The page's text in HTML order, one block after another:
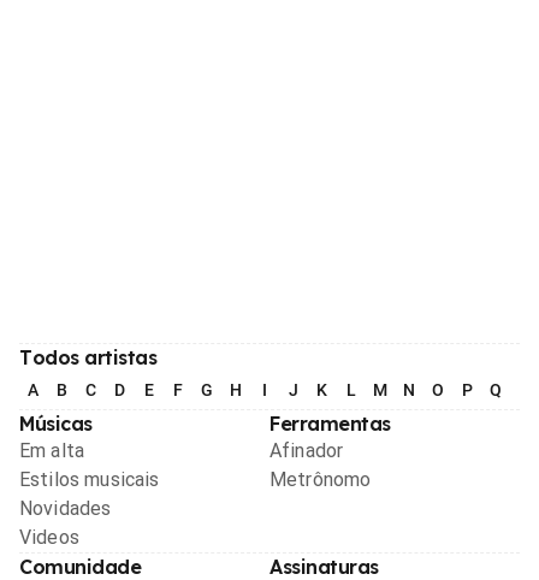
Todos artistas
A B C D E F G H I J K L M N O P Q
Músicas
Em alta
Estilos musicais
Novidades
Videos
Ferramentas
Afinador
Metrônomo
Comunidade Assinaturas